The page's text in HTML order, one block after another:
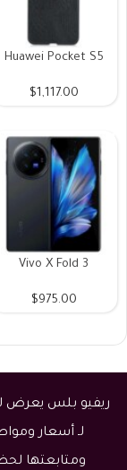
Huawei Pocket S5
$1,117.00
Vivo X Fold 3
$975.00
ريفيو بلس يعرض
لـ أسعار
ومتابعتها